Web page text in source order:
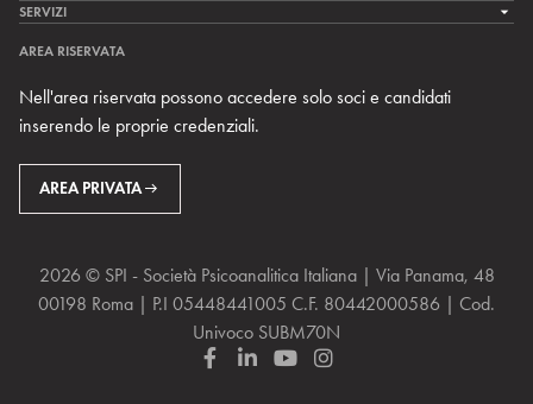
LA RICERCA
MULTIMEDIA
LA SPI
TEAM DI SPIWEB
CONTATTI
RIVISTE
SERVIZI
ARCHIVIO STORICO
AREA RISERVATA
Nell'area riservata possono accedere solo soci e candidati
inserendo le proprie credenziali.
AREA PRIVATA
2026 © SPI - Società Psicoanalitica Italiana | Via Panama, 48
00198 Roma | P.I 05448441005 C.F. 80442000586 | Cod.
Univoco SUBM70N
F
L
Y
I